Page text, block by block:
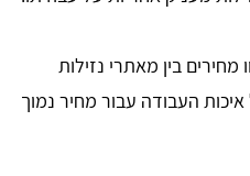
מחירים בין מאתרי נזילות
העבודה עבור מחיר נמוך